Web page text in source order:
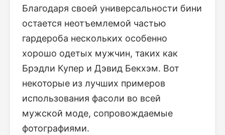
Благодаря своей универсальности бини
остается неотъемлемой частью
гардероба нескольких особенно
хорошо одетых мужчин, таких как
Брэдли Купер и Дэвид Бекхэм. Вот
некоторые из лучших примеров
использования фасоли во всей
мужской моде, сопровождаемые
фотографиями.